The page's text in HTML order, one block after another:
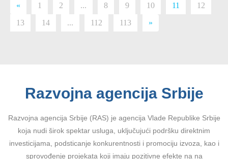
« 1 2 ... 8 9 10 11
12
13
14 ... 112 113 »
Razvojna agencija Srbije
Razvojna agencija Srbije (RAS) je agencija Vlade Republike Srbije
koja nudi širok spektar usluga, uključujući podršku direktnim
investicijama, podsticanje konkurentnosti i promociju izvoza, kao i
sprovođenje projekata koji imaju pozitivne efekte na na